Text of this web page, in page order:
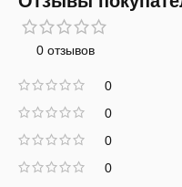
0 отзывов
0
0
0
0